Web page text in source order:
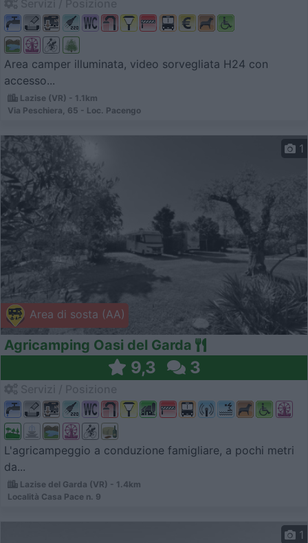
Area camper illuminata, video sorvegliata H24 con
accesso...
Lazise (VR) - 1.1km
Via Peschiera, 65 - Loc. Pacengo
Area di sosta (AA)
1
Agricamping Oasi del Garda
9,3 3
L'agricampeggio a conduzione famigliare, a pochi metri
da...
Lazise del Garda (VR) - 1.4km
Località Casa Pace n. 9
1